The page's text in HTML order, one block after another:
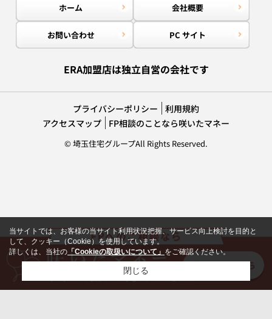
ホーム 会社概要
お問い合わせ PC サイト
ERA加盟店は独立自営の会社です
プライバシーポリシー
利用規約
アクセスマップ
FP相談のことなら咲いたマネー
© 埼玉住宅グループAll Rights Reserved.
当サイトでは、お客様の当サイト利用状況把握、サービス向上検討を目的と
して、クッキー（Cookie）を使用しています。
詳しくは、当社の 「Cookieの取扱いについて」 をご確認ください。
閉じる